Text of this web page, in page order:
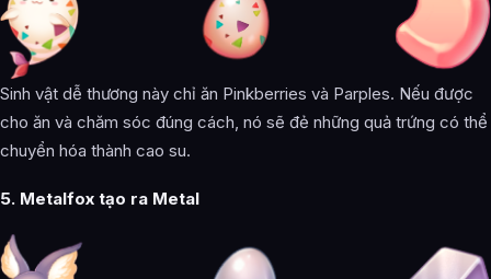
Sinh vật dễ thương này chỉ ăn Pinkberries và Parples. Nếu được
cho ăn và chăm sóc đúng cách, nó sẽ đẻ những quả trứng có thể
chuyển hóa thành cao su.
5. Metalfox tạo ra Metal